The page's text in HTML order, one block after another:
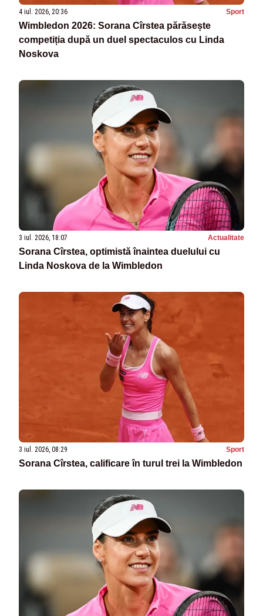
4 iul. 2026, 20:36 Sport
Wimbledon 2026: Sorana Cîrstea părăsește
competiția după un duel spectaculos cu Linda
Noskova
3 iul. 2026, 18:07 Actualitate
Sorana Cîrstea, optimistă înaintea duelului cu
Linda Noskova de la Wimbledon
3 iul. 2026, 08:29 Sport
Sorana Cîrstea, calificare în turul trei la Wimbledon